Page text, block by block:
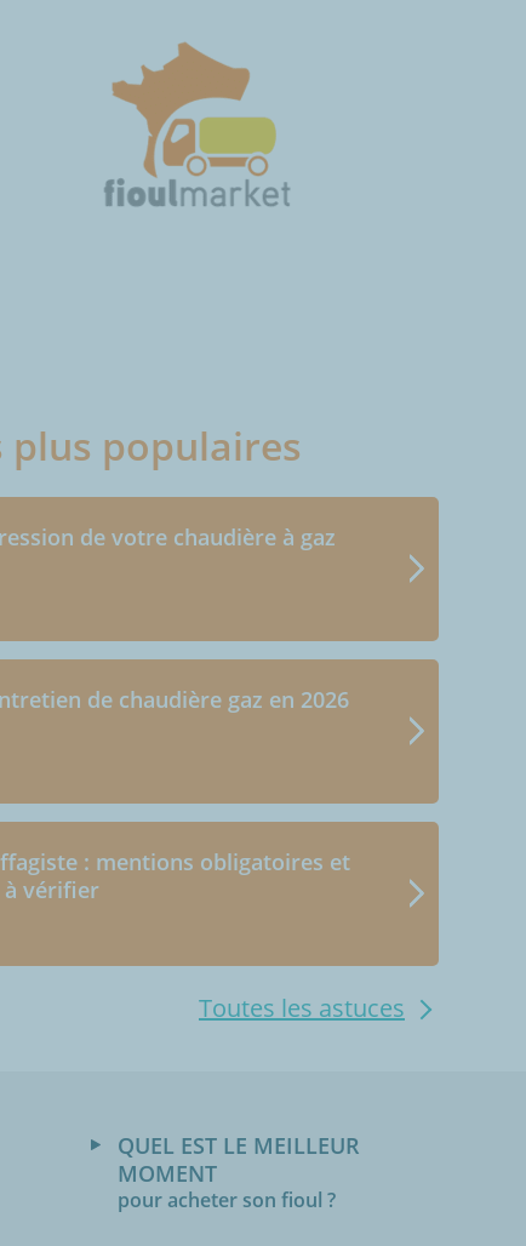
plus populaires
de votre chaudière à gaz
de chaudière gaz en 2026
: mentions obligatoires et
à vérifier
Toutes les astuces
QUEL EST LE MEILLEUR
MOMENT
pour acheter son fioul ?